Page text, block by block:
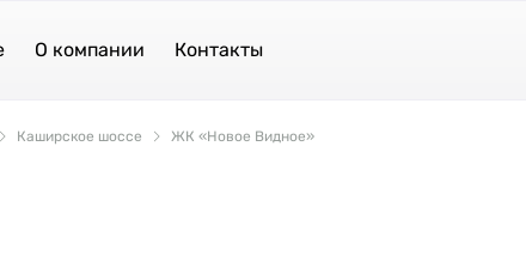
О компании Контакты
Каширское шоссе ЖК «Новое Видное»